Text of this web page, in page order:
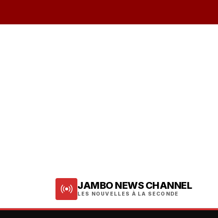
JAMBO NEWS CHANNEL
LES NOUVELLES À LA SECONDE